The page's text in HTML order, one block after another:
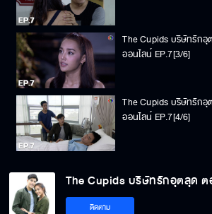
The Cupids บริษัทรัก
ออนไลน์ EP.7[3/6]
The Cupids บริษัทรัก
ออนไลน์ EP.7[4/6]
ออนไลน์ EP.7[5/6]
The Cupids บริษัทรักอุตลุด
ติดตาม